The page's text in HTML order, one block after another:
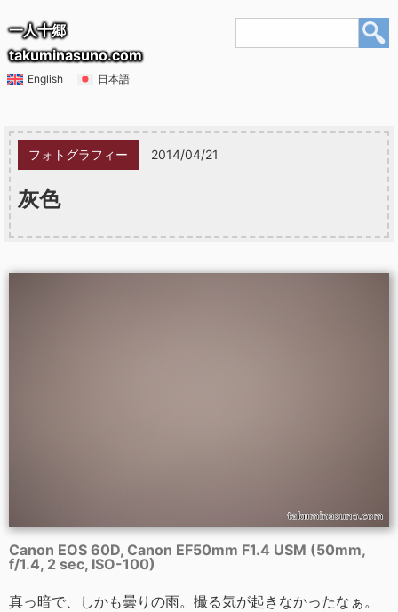
一人十郷
takuminasuno.com
English 日本語
フォトグラフィー 2014/04/21
灰色
Canon EOS 60D, Canon EF50mm F1.4 USM (50mm,
f/1.4, 2 sec, ISO-100)
真っ暗で、しかも曇りの雨。撮る気が起きなかったなぁ。